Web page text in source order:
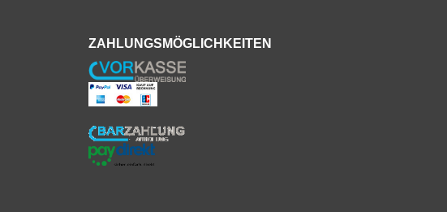
ZAHLUNGSMÖGLICHKEITEN